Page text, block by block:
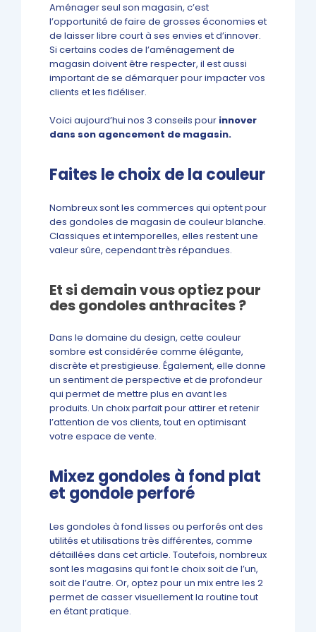
Aménager seul son magasin, c’est
l’opportunité de faire de grosses économies et
de laisser libre court à ses envies et d’innover.
Si certains codes de l’aménagement de
magasin doivent être respecter, il est aussi
important de se démarquer pour impacter vos
clients et les fidéliser.
Voici aujourd’hui nos 3 conseils pour innover
dans son agencement de magasin.
Faites le choix de la couleur
Nombreux sont les commerces qui optent pour
des gondoles de magasin de couleur blanche.
Classiques et intemporelles, elles restent une
valeur sûre, cependant très répandues.
Et si demain vous optiez pour
des gondoles anthracites ?
Dans le domaine du design, cette couleur
sombre est considérée comme élégante,
discrète et prestigieuse. Également, elle donne
un sentiment de perspective et de profondeur
qui permet de mettre plus en avant les
produits. Un choix parfait pour attirer et retenir
l’attention de vos clients, tout en optimisant
votre espace de vente.
Mixez gondoles à fond plat
et gondole perforé
Les gondoles à fond lisses ou perforés ont des
utilités et utilisations très différentes, comme
détaillées dans cet article. Toutefois, nombreux
sont les magasins qui font le choix soit de l’un,
soit de l’autre. Or, optez pour un mix entre les 2
permet de casser visuellement la routine tout
en étant pratique.